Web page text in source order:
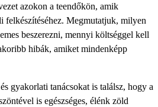
azokon a teendőkön, amik
felkészítéséhez. Megmutatjuk, milyen
beszerezni, mennyi költséggel kell
hibák, amiket mindenképp
gyakorlati tanácsokat is találsz, hogy a
is egészséges, élénk zöld